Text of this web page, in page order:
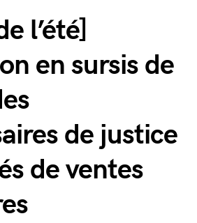
l’été]
en sursis de
de justice
de ventes